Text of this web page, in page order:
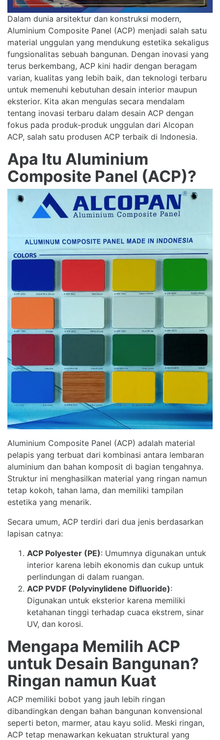
Dalam dunia arsitektur dan konstruksi modern,
Aluminium Composite Panel (ACP) menjadi salah satu
material unggulan yang mendukung estetika sekaligus
fungsionalitas sebuah bangunan. Dengan inovasi yang
terus berkembang, ACP kini hadir dengan beragam
varian, kualitas yang lebih baik, dan teknologi terbaru
untuk memenuhi kebutuhan desain interior maupun
eksterior. Kita akan mengulas secara mendalam
tentang inovasi terbaru dalam desain ACP dengan
fokus pada produk-produk unggulan dari Alcopan
ACP, salah satu produsen ACP terbaik di Indonesia.
Apa Itu Aluminium
Composite Panel (ACP)?
Aluminium Composite Panel (ACP) adalah material
pelapis yang terbuat dari kombinasi antara lembaran
aluminium dan bahan komposit di bagian tengahnya.
Struktur ini menghasilkan material yang ringan namun
tetap kokoh, tahan lama, dan memiliki tampilan
estetika yang menarik.
Secara umum, ACP terdiri dari dua jenis berdasarkan
lapisan catnya:
ACP Polyester (PE): Umumnya digunakan untuk
interior karena lebih ekonomis dan cukup untuk
perlindungan di dalam ruangan.
ACP PVDF (Polyvinylidene Difluoride):
Digunakan untuk eksterior karena memiliki
ketahanan tinggi terhadap cuaca ekstrem, sinar
UV, dan korosi.
Mengapa Memilih ACP
untuk Desain Bangunan?
Ringan namun Kuat
ACP memiliki bobot yang jauh lebih ringan
dibandingkan dengan bahan bangunan konvensional
seperti beton, marmer, atau kayu solid. Meski ringan,
ACP tetap menawarkan kekuatan struktural yang